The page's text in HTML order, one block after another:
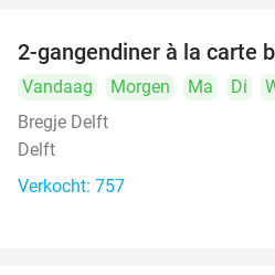
2-gangendiner à la carte
Vandaag Morgen Ma Di
Bregje Delft
Delft
Verkocht: 757